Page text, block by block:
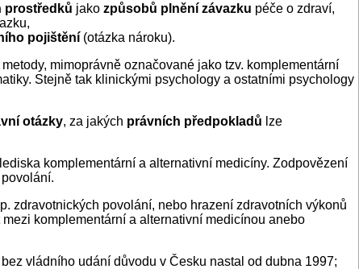
prostředků jako způsobů plnění závazku péče o zdraví,
pojištění (otázka nároku).
mimoprávně označované jako tzv. komplementární
Stejně tak klinickými psychology a ostatními psychology
otázky, za jakých právních předpokladů lze
komplementární a alternativní medicíny. Zodpovězení
zdravotnických povolání, nebo hrazení zdravotních výkonů
mezi komplementární a alternativní medicínou anebo
bez vládního udání důvodu v Česku nastal od dubna 1997;